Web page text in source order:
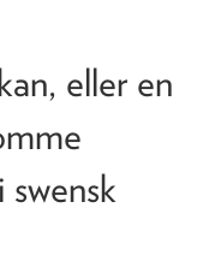
eller en